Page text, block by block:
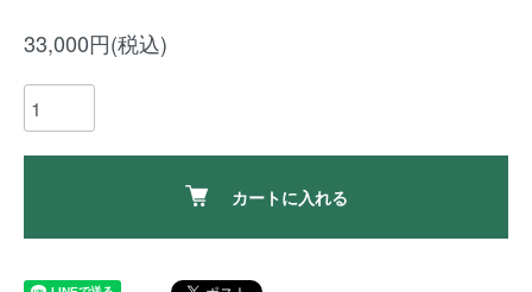
33,000円(税込)
カートに入れる